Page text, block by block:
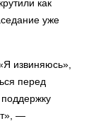
как
уже
извиняюсь»,
перед
—